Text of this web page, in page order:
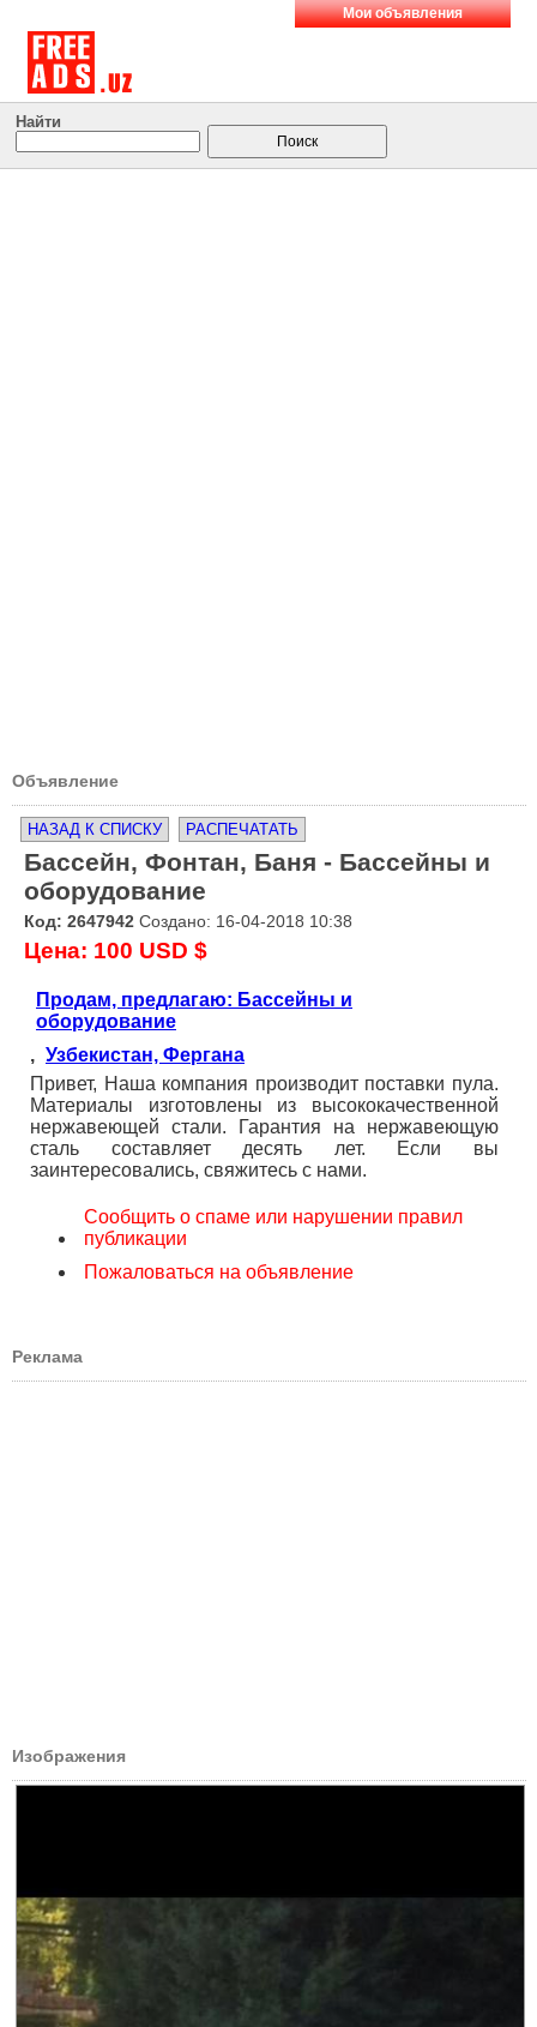
Мои объявления
Найти
Объявление
НАЗАД К СПИСКУ РАСПЕЧАТАТЬ
Бассейн, Фонтан, Баня - Бассейны и
оборудование
Код: 2647942 Создано: 16-04-2018 10:38
Цена: 100 USD $
Продам, предлагаю: Бассейны и
оборудование
, Узбекистан, Фергана
Привет, Наша компания производит поставки пула.
Материалы изготовлены из высококачественной
нержавеющей стали. Гарантия на нержавеющую
сталь составляет десять лет. Если вы
заинтересовались, свяжитесь с нами.
Сообщить о спаме или нарушении правил
публикации
Пожаловаться на объявление
Реклама
Изображения